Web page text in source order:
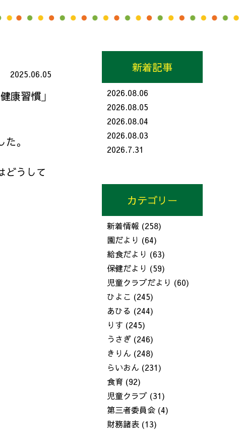
2025.06.05
康習慣」
。
どうして
新着記事
2026.08.06
2026.08.05
2026.08.04
2026.08.03
2026.7.31
カテゴリー
新着情報 (258)
園だより (64)
給食だより (63)
保健だより (59)
児童クラブだより (60)
ひよこ (245)
あひる (244)
りす (245)
うさぎ (246)
きりん (248)
らいおん (231)
食育 (92)
児童クラブ (31)
第三者委員会 (4)
財務諸表 (13)